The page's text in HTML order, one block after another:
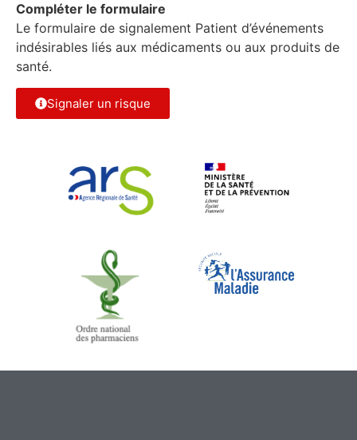
Compléter le formulaire
Le formulaire de signalement Patient d’événements
indésirables liés aux médicaments ou aux produits de
santé.
Signaler un risque